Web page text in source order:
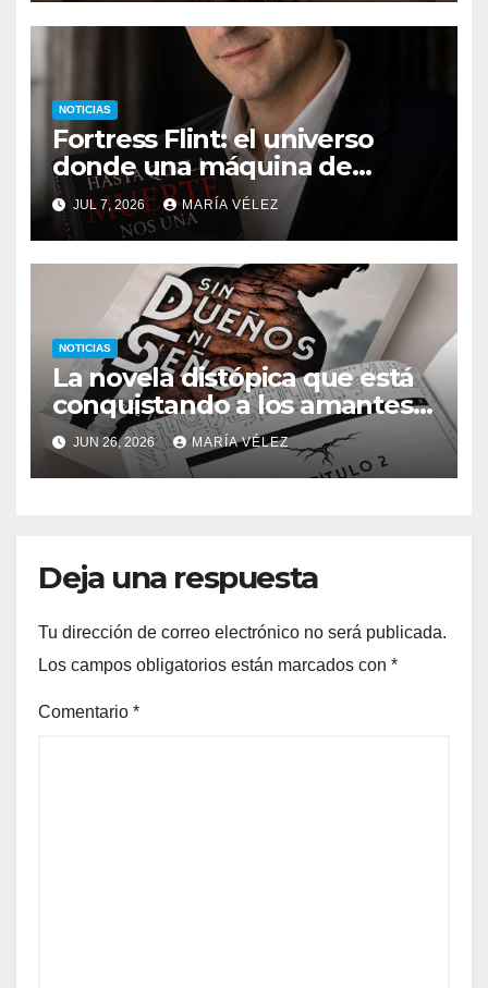
NOTICIAS
Fortress Flint: el universo
donde una máquina de
escribir, un silbido o un
recuerdo pueden cambiarlo
todo
JUL 7, 2026 MARÍA VÉLEZ
NOTICIAS
La novela distópica que está
conquistando a los amantes
del romance y la ciencia
ficción: así es Sin dueños ni
señores
JUN 26, 2026 MARÍA VÉLEZ
Deja una respuesta
Tu dirección de correo electrónico no será publicada.
Los campos obligatorios están marcados con *
Comentario *